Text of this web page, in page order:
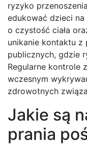
ryzyko
edukować dzieci
o czystość ciała
unikanie kontaktu z
publicznych, gdzie
Regularne kontrole
wczesnym
zdrowotnych
Jakie są
prania